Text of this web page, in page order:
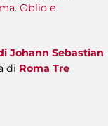
Oblio e
Johann Sebastian
di Roma Tre